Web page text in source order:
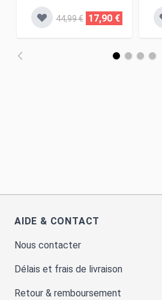
44,99 € 17,90 €
AIDE & CONTACT
Nous contacter
Délais et frais de livraison
Retour & remboursement